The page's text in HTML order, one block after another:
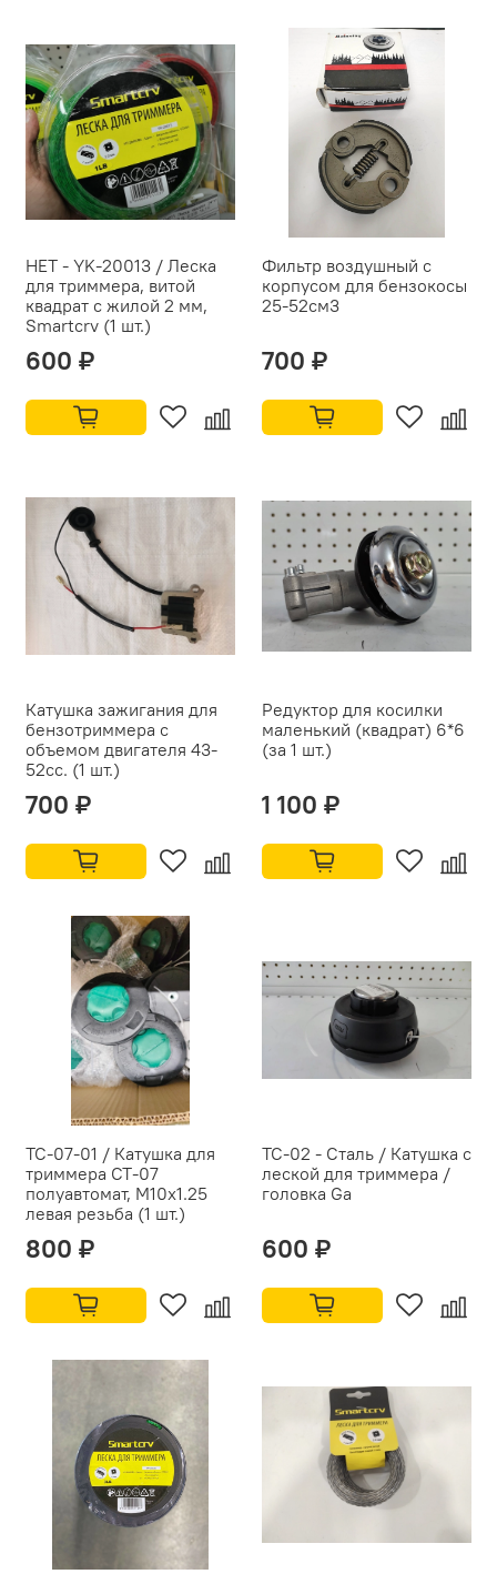
НЕТ - YK-20013 / Леска
для триммера, витой
квадрат с жилой 2 мм,
Smartcrv (1 шт.)
600 ₽
Фильтр воздушный с
корпусом для бензокосы
25-52см3
700 ₽
Катушка зажигания для
бензотриммера с
объемом двигателя 43-
52cc. (1 шт.)
700 ₽
Редуктор для косилки
маленький (квадрат) 6*6
(за 1 шт.)
1 100 ₽
ТС-07-01 / Катушка для
триммера CT-07
полуавтомат, М10х1.25
левая резьба (1 шт.)
800 ₽
ТС-02 - Сталь / Катушка с
леской для триммера /
головка Ga
600 ₽